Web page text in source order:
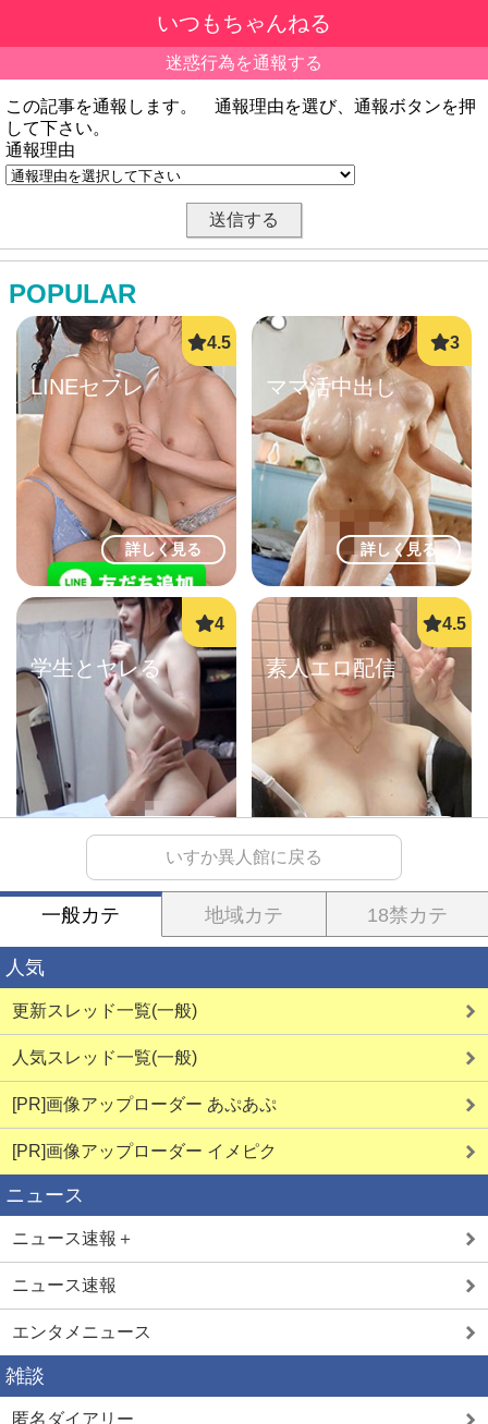
いつもちゃんねる
迷惑行為を通報する
この記事を通報します。 通報理由を選び、通報ボタンを押
して下さい。
通報理由
POPULAR
詳しく見る
LINEセフレ
詳しく見る
ママ活中出し
学生とヤレる 素人エロ配信
詳しく見る
生オナ配信 ご近所即ヤリ
JDとヤレる
いすか異人館に戻る
一般カテ 地域カテ 18禁カテ
人気
更新スレッド一覧(一般)
人気スレッド一覧(一般)
[PR]画像アップローダー あぷあぷ
[PR]画像アップローダー イメピク
ニュース
ニュース速報＋
ニュース速報
エンタメニュース
雑談
匿名ダイアリー